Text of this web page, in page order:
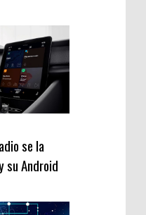
se la
su Android